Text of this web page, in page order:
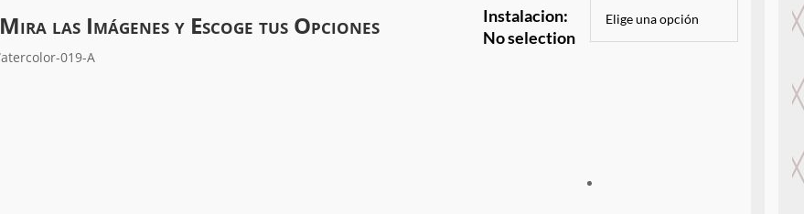
Mira las Imágenes y Escoge tus Opciones Instalacion:
No selection